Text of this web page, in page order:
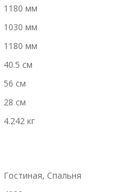
1180 мм
1030 мм
1180 мм
40.5 см
56 см
28 см
4.242 кг
Гостиная, Спальня